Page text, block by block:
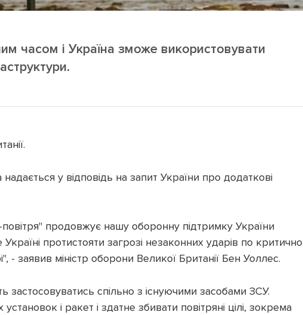
часом і Україна зможе використовувати
у відповідь на запит України про додаткові
продовжує нашу оборонну підтримку України
протистояти загрозі незаконних ударів по критично
- заявив міністр оборони Великої Британії Бен Уоллес.
застосовуватись спільно з існуючими засобами ЗСУ.
і ракет і здатне збивати повітряні цілі, зокрема